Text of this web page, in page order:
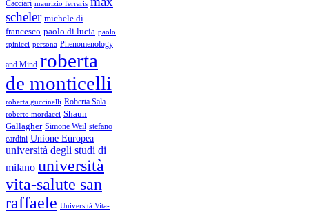
Cacciari maurizio ferraris
scheler michele di
francesco paolo di lucia paolo
spinicci persona Phenomenology
and Mind roberta
de monticelli
roberta guccinelli Roberta Sala
roberto mordacci Shaun
Gallagher Simone Weil stefano
cardini Unione Europea
università degli studi di
milano università
vita-salute san
raffaele Università Vita-